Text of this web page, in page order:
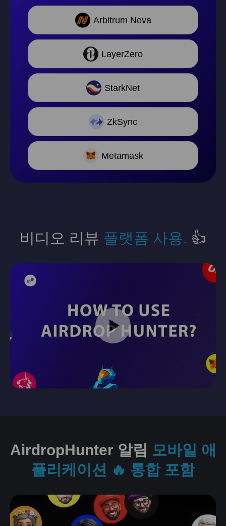
Arbitrum Nova
LayerZero
StarkNet
ZkSync
Metamask
비디오 리뷰 플랫폼 사용. 👍
AirdropHunter 알림 모바일 애
플리케이션 🔥 통합 포함